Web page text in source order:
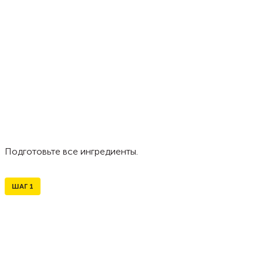
Подготовьте все ингредиенты.
ШАГ 1